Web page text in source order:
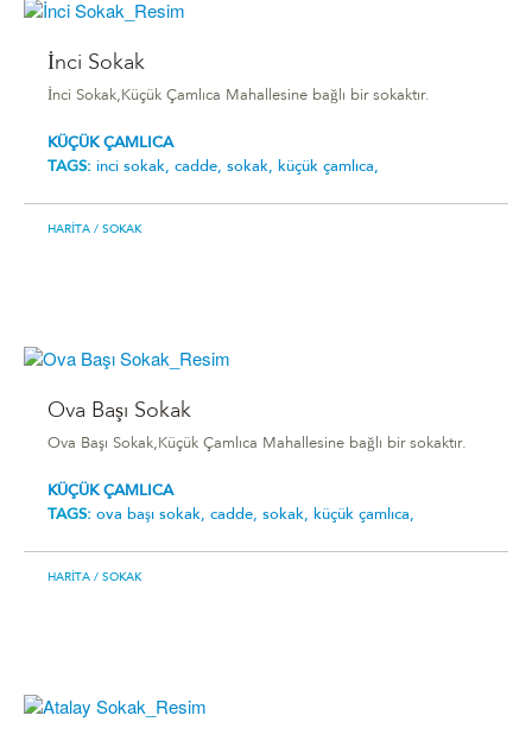
İnci Sokak
İnci Sokak,Küçük Çamlıca Mahallesine bağlı bir sokaktır.
KÜÇÜK ÇAMLICA
TAGS: i̇nci sokak, cadde, sokak, küçük çamlıca,
HARITA / SOKAK
Ova Başı Sokak
Ova Başı Sokak,Küçük Çamlıca Mahallesine bağlı bir sokaktır.
KÜÇÜK ÇAMLICA
TAGS: ova başı sokak, cadde, sokak, küçük çamlıca,
HARITA / SOKAK